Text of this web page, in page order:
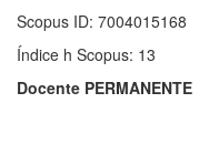
Scopus ID: 7004015168
Índice h Scopus: 13
Docente PERMANENTE